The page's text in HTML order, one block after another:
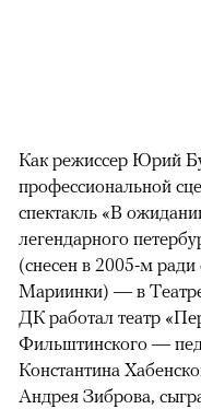
Как режиссер Юрий
профессиональной
спектакль «В
легендарного
(снесен в 2005-м ради
Мариинки) — в
ДК работал театр
Фильштинского —
Константина
Андрея Зиброва,